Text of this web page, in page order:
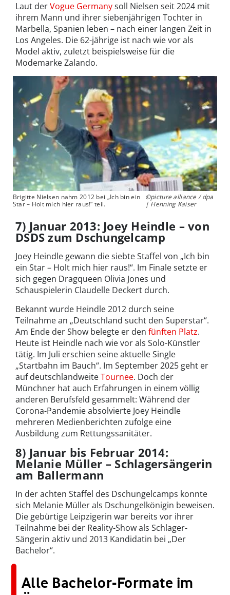
Laut derVogue Germanysoll Nielsen seit 2024 mit
ihrem Mann und ihrer siebenjährigen Tochter in
Marbella, Spanien leben – nach einer langen Zeit in
Los Angeles. Die 62-jährige ist nach wie vor als
Model aktiv, zuletzt beispielsweise für die
Modemarke Zalando.
Brigitte Nielsen nahm 2012 bei „Ich bin ein
Star – Holt mich hier raus!“ teil.
©picture alliance / dpa
| Henning Kaiser
7) Januar 2013: Joey Heindle – von
DSDS zum Dschungelcamp
Joey Heindle gewann die siebte Staffel von „Ich bin
ein Star – Holt mich hier raus!“. Im Finale setzte er
sich gegen Dragqueen Olivia Jones und
Schauspielerin Claudelle Deckert durch.
Bekannt wurde Heindle 2012 durch seine
Teilnahme an „Deutschland sucht den Superstar“.
Am Ende der Show belegte er den fünften Platz.
Heute ist Heindle nach wie vor als Solo-Künstler
tätig. Im Juli erschien seine aktuelle Single
„Startbahn im Bauch“. Im September 2025 geht er
auf deutschlandweiteTournee. Doch der
Münchner hat auch Erfahrungen in einem völlig
anderen Berufsfeld gesammelt: Während der
Corona-Pandemie absolvierte Joey Heindle
mehreren Medienberichten zufolge eine
Ausbildung zum Rettungssanitäter.
8) Januar bis Februar 2014:
Melanie Müller – Schlagersängerin
am Ballermann
In der achten Staffel des Dschungelcamps konnte
sich Melanie Müller als Dschungelkönigin beweisen.
Die gebürtige Leipzigerin war bereits vor ihrer
Teilnahme bei der Reality-Show als Schlager-
Sängerin aktiv und 2013 Kandidatin bei „Der
Bachelor“.
Alle Bachelor-Formate im